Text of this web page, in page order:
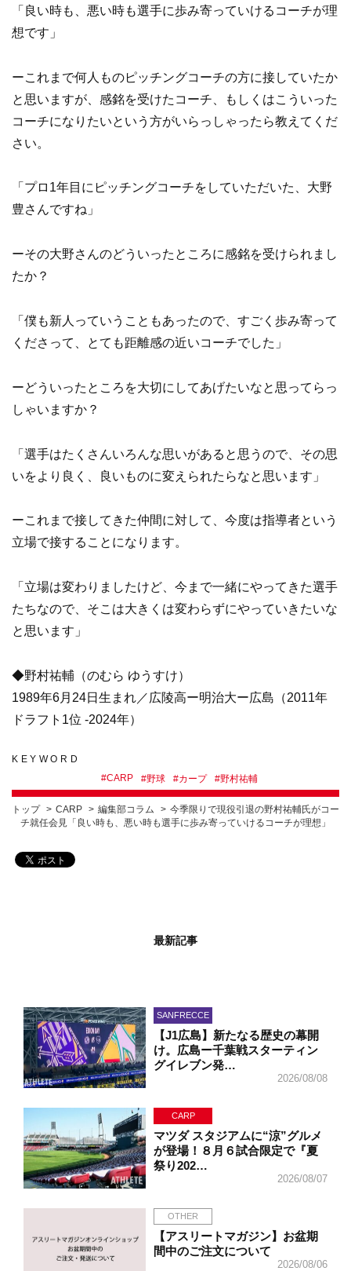
「良い時も、悪い時も選手に歩み寄っていけるコーチが理
想です」
ーこれまで何人ものピッチングコーチの方に接していたか
と思いますが、感銘を受けたコーチ、もしくはこういった
コーチになりたいという方がいらっしゃったら教えてくだ
さい。
「プロ1年目にピッチングコーチをしていただいた、大野
豊さんですね」
ーその大野さんのどういったところに感銘を受けられまし
たか？
「僕も新人っていうこともあったので、すごく歩み寄って
くださって、とても距離感の近いコーチでした」
ーどういったところを大切にしてあげたいなと思ってらっ
しゃいますか？
「選手はたくさんいろんな思いがあると思うので、その思
いをより良く、良いものに変えられたらなと思います」
ーこれまで接してきた仲間に対して、今度は指導者という
立場で接することになります。
「立場は変わりましたけど、今まで一緒にやってきた選手
たちなので、そこは大きくは変わらずにやっていきたいな
と思います」
◆野村祐輔（のむら ゆうすけ）
1989年6月24日生まれ／広陵高ー明治大ー広島（2011年
ドラフト1位 -2024年）
KEYWORD
#CARP #野球 #カープ #野村祐輔
トップ CARP 編集部コラム
今季限りで現役引退の野村祐輔氏がコー
チ就任会見「良い時も、悪い時も選手に歩み寄っていけるコーチが理想」
最新記事
SANFRECCE
【J1広島】新たなる歴史の幕開
け。広島ー千葉戦スターティン
グイレブン発…
2026/08/08
CARP
マツダ スタジアムに“涼”グルメ
が登場！８月６試合限定で『夏
祭り202…
2026/08/07
OTHER
【アスリートマガジン】お盆期
間中のご注文について
2026/08/06